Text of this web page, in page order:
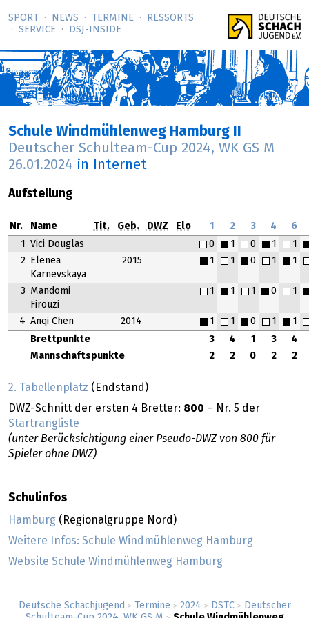
SPORT NEWS TERMINE
RESSORTS
SERVICE
DSJ-­INSIDE
Deutsche Schachjugend > Termine > 2024 > DSTC >
Deutscher
Schule Windmühlenweg Hamburg II
Deutscher Schulteam-Cup 2024, WK GS M
26.01.2024 in Internet
Aufstellung
Nr. Name Tit. Geb. DWZ Elo 1 2 3 4 6
Brettpunkte 3 4 1 3
4
Mannschaftspunkte
2 2 0 2 2
1 Vici Douglas 0 1 0 1
1
2
Elenea
Karnevskaya
2015 1 1 0 1 1
3
Mandomi
Firouzi
1 1 1 0 1
4 Anqi Chen 2014 1 1 0 1 1
2. Tabellenplatz (Endstand)
DWZ-Schnitt der ersten 4 Bretter: 800 – Nr. 5 der
Startrangliste
(unter Berücksichtigung einer Pseudo-DWZ von 800 für
Spieler ohne DWZ)
Schulinfos
Hamburg (Regionalgruppe Nord)
Weitere Infos: Schule Windmühlenweg Hamburg
Website Schule Windmühlenweg Hamburg